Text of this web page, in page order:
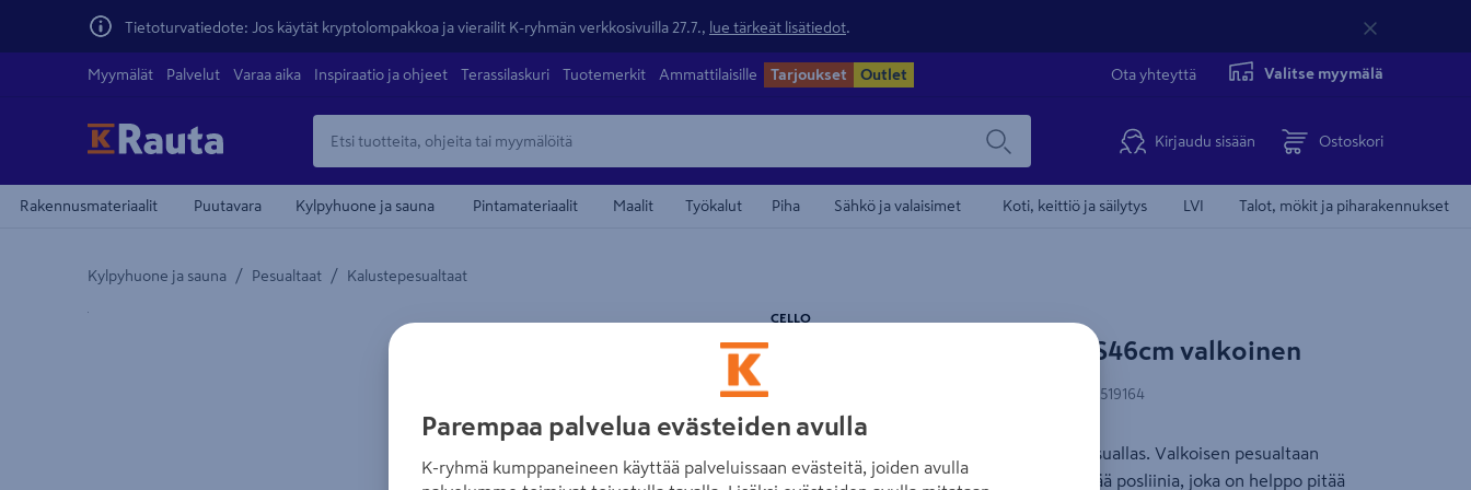
Tietoturvatiedote: Jos käytät kryptolompakkoa ja vierailit K-ryhmän verkkosivuilla 27.7., lue tärkeät lisätiedot
Myymälät Palvelut Varaa aika Inspiraatio ja ohjeet Terassilaskuri Tuotemerkit Ammattilaisille Tarjoukset Outlet Ota yhteyttä Valitse myymälä
Kirjaudu sisään Ostoskori
Rakennusmateriaalit Puutavara Kylpyhuone ja sauna Pintamateriaalit Maalit Työkalut Piha Sähkö ja valaisimet Koti, keittiö ja säilytys LVI Talot, mökit ja piharakennukset
Kylpyhuone ja sauna / Pesualtaat / Kalustepesualtaat
Yksityiskohtainen kuvaus löytyy Tuotteen kuvaus -maamerkistä
Pesuallas Cello W Plus L61 S46cm valkoinen
CELLO
6438313519164
Moderni, ohutreunainen Cello W Plus -pesuallas. Valkoisen pesualtaan
materiaali on laadukasta, kulutusta kestävää posliinia, joka on helppo pitää
Parempaa palvelua evästeiden avulla
K-ryhmä kumppaneineen käyttää palveluissaan evästeitä, joiden avulla